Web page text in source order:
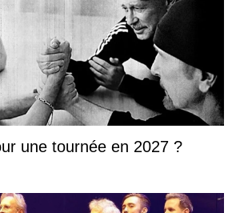
une tournée en 2027 ?